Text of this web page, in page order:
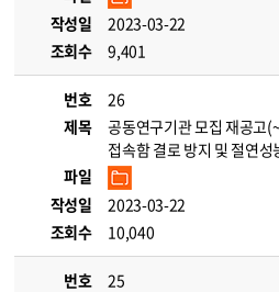
작성일
2023-03-22
조회수
9,401
번호
26
제목
공동연구기관 모집 재공고
접속함 결로 방지 및 절연성
파일
작성일
2023-03-22
조회수
10,040
번호
25